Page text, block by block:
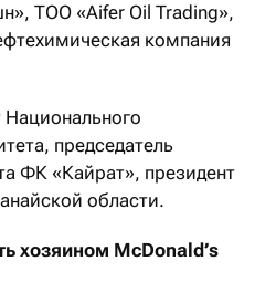
ТОО «Aifer Oil Trading»,
компания
Национального
председатель
ФК «Кайрат», президент
области.
хозяином McDonald’s